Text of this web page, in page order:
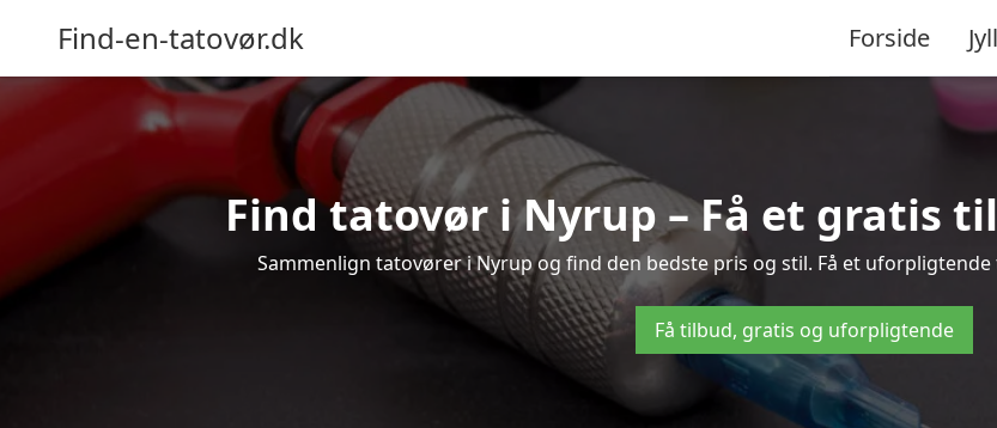
Find-en-tatovør.dk Forside
Find tatovør i Nyrup – Få et gratis
Sammenlign tatovører i Nyrup og find den bedste pris og stil. Få et
Få tilbud, gratis og uforpligtende